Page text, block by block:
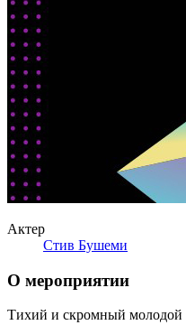
Актер
Стив Бушеми
О мероприятии
Тихий и скромный молодой